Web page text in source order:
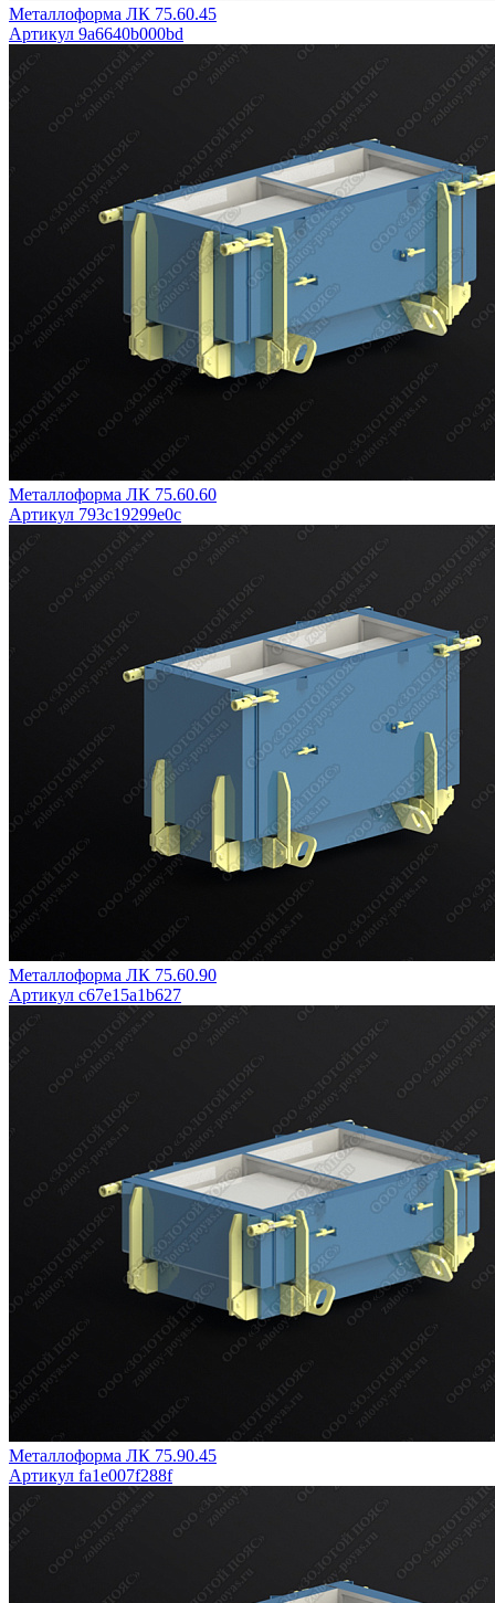
Металлоформа ЛК 75.60.45
Артикул 9a6640b000bd
Металлоформа ЛК 75.60.60
Артикул 793c19299e0c
Металлоформа ЛК 75.60.90
Артикул c67e15a1b627
Металлоформа ЛК 75.90.45
Артикул fa1e007f288f